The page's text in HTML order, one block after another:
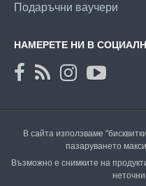
Подаръчни ваучери
НАМЕРЕТЕ НИ В
В сайта използваме
пазаруването
Възможно е снимките на